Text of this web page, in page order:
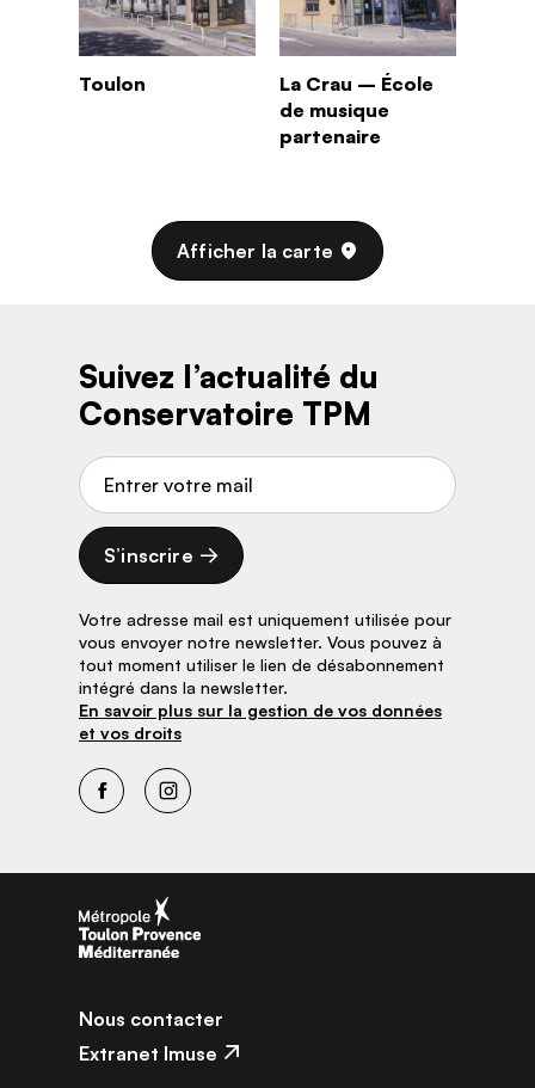
Toulon
La Crau – École
de musique
partenaire
Afficher la carte
Suivez l’actualité du
Conservatoire TPM
Adresse de courriel
S’inscrire
Votre adresse mail est uniquement utilisée pour
vous envoyer notre newsletter. Vous pouvez à
tout moment utiliser le lien de désabonnement
intégré dans la newsletter.
En savoir plus sur la gestion de vos données
et vos droits
FacebookInstagram
Nous contacter
Extranet Imuse